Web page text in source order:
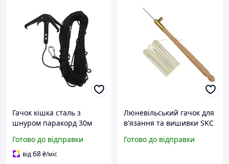
Гачок кішка сталь з
шнуром паракорд 30м
Готово до відправки
від68₴/міс
Люневільський гачок для
в'язання та вишивки SKC
змінними наконечниками
Готово до відправки